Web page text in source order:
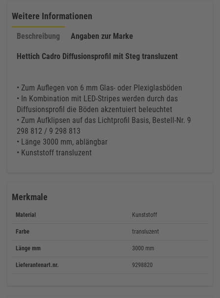
Weitere Informationen
Beschreibung Angaben zur Marke
Hettich Cadro Diffusionsprofil mit Steg transluzent
• Zum Auflegen von 6 mm Glas- oder Plexiglasböden
• In Kombination mit LED-Stripes werden durch das
Diffusionsprofil die Böden akzentuiert beleuchtet
• Zum Aufklipsen auf das Lichtprofil Basis, Bestell-Nr. 9
298 812 / 9 298 813
• Länge 3000 mm, ablängbar
• Kunststoff transluzent
Merkmale
Material Kunststoff
Farbe transluzent
Länge mm 3000 mm
Lieferantenart.nr. 9298820